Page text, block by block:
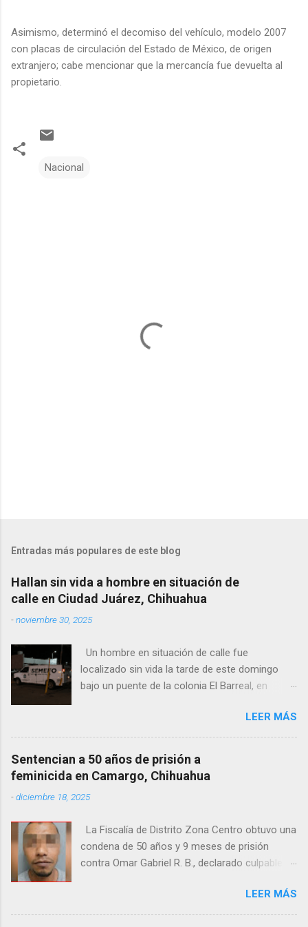
Asimismo, determinó el decomiso del vehículo, modelo 2007
con placas de circulación del Estado de México, de origen
extranjero; cabe mencionar que la mercancía fue devuelta al
propietario.
Nacional
Entradas más populares de este blog
Hallan sin vida a hombre en situación de
calle en Ciudad Juárez, Chihuahua
-noviembre 30, 2025
Un hombre en situación de calle fue
localizado sin vida la tarde de este domingo
bajo un puente de la colonia El Barreal, en
de las calles 20 de Noviembre y Ramón Corona,
donde vecinos reportaron la presencia del
cuerpo. Elementos ministeriales y peritos de la
Fiscalía Zona Norte confirmaron que el
fallecido no presentaba huellas de violencia.
Habitantes de la zona señalaron que el hombre
desconocen su identidad.
LEER MÁS
Sentencian a 50 años de prisión a
feminicida en Camargo, Chihuahua
-diciembre 18, 2025
La Fiscalía de Distrito Zona Centro obtuvo una
condena de 50 años y 9 meses de prisión
contra Omar Gabriel R. B., declarado culpable
ocurrido en julio de 2021 en Camargo. De
acuerdo con las investigaciones, el acusado,
LEER MÁS